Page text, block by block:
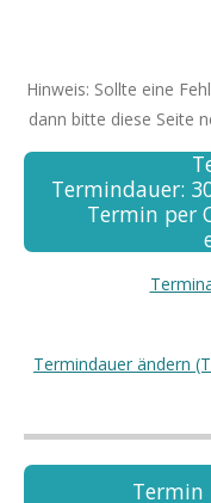
Hinweis: Sollte eine
dann bitte diese Seite
Termindauer:
Termin per
Termindauer ändern
Termin